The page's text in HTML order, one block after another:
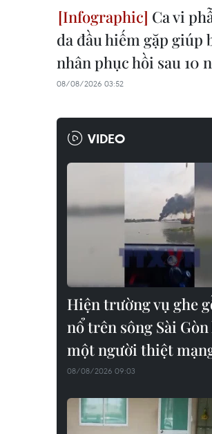
Ca vi
da đầu hiếm gặp giúp
nhân phục hồi sau 10
08/08/2026 03:52
VIDEO
Hiện trường vụ ghe
nổ trên sông Sài
một người thiệt
08/08/2026 09:03